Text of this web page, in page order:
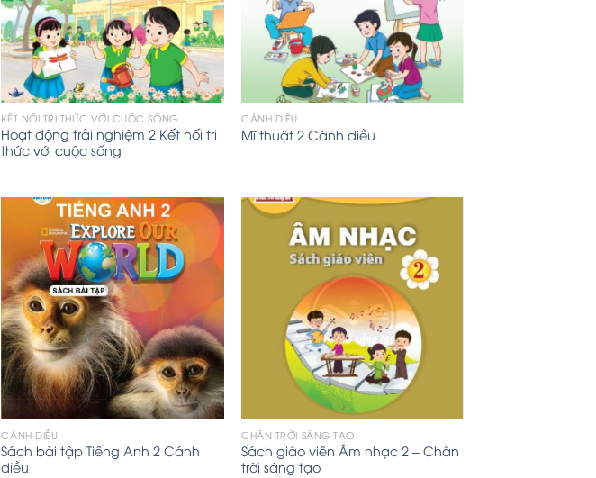
KẾT NỐI TRI THỨC VỚI CUỘC SỐNG
Hoạt động trải nghiệm 2 Kết nối tri
thức với cuộc sống
CÁNH DIỀU
Mĩ thuật 2 Cánh diều
CÁNH DIỀU
Sách bài tập Tiếng Anh 2 Cánh
diều
CHÂN TRỜI SÁNG TẠO
Sách giáo viên Âm nhạc 2 – Chân
trời sáng tạo